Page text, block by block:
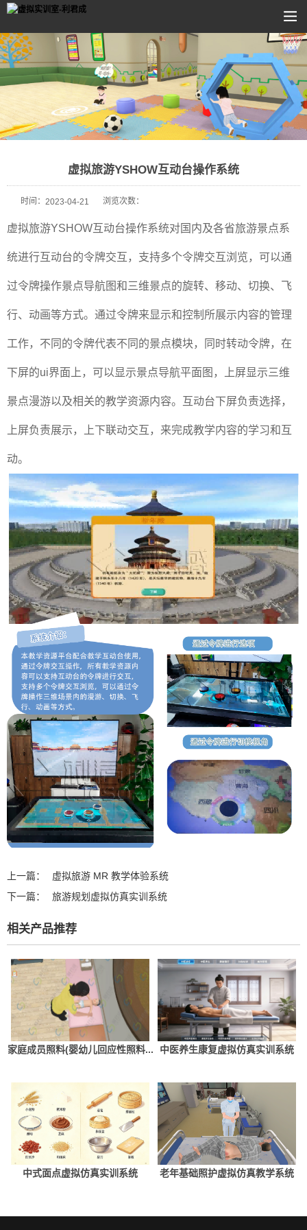
虚拟旅游YSHOW互动台操作系统
时间： 2023-04-21 浏览次数：
虚拟旅游YSHOW互动台操作系统对国内及各省旅游景点系
统进行互动台的令牌交互，支持多个令牌交互浏览，可以通
过令牌操作景点导航图和三维景点的旋转、移动、切换、飞
行、动画等方式。通过令牌来显示和控制所展示内容的管理
工作，不同的令牌代表不同的景点模块，同时转动令牌，在
下屏的ui界面上，可以显示景点导航平面图，上屏显示三维
景点漫游以及相关的教学资源内容。互动台下屏负责选择，
上屏负责展示，上下联动交互，来完成教学内容的学习和互
动。
上一篇：
虚拟旅游 MR 教学体验系统
下一篇：
旅游规划虚拟仿真实训系统
相关产品推荐
家庭成员照料(婴幼儿回应性照料... 中医养生康复虚拟仿真实训系统
中式面点虚拟仿真实训系统 老年基础照护虚拟仿真教学系统